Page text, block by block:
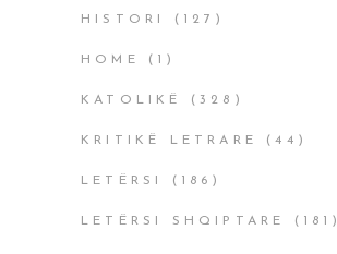
HISTORI (127)
HOME (1)
KATOLIKË (328)
KRITIKË LETRARE (44)
LETËRSI (186)
LETËRSI SHQIPTARE (181)